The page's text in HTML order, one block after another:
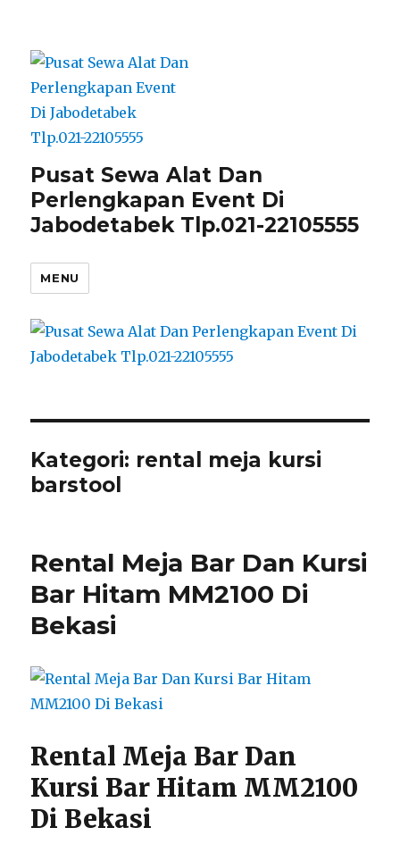
Pusat Sewa Alat Dan
Perlengkapan Event Di
Jabodetabek Tlp.021-22105555
MENU
Kategori: rental meja kursi
barstool
Rental Meja Bar Dan Kursi
Bar Hitam MM2100 Di
Bekasi
Rental Meja Bar Dan
Kursi Bar Hitam MM2100
Di Bekasi